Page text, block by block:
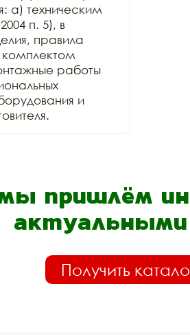
а) техническим
п. 5), в
правила
работы
и
пришлём
Получить